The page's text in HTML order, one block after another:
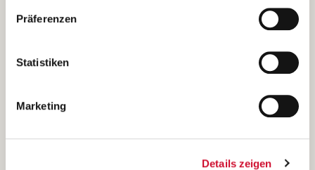
Ihre Einwilligung selbstverständlich jederzeit widerrufen,
indem Sie die Cookie-Einstellungen aufrufen und diese
unsererDatenschutzerklärung
Präferenzen
Statistiken
Marketing
Details zeigen
Kantstraße 45a
(Ein Tochterunternehmen des AWO Bezirksverbandes Unterfranken
e.V.)